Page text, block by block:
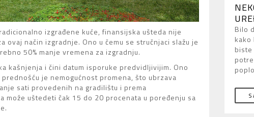
izgrađene kuće, finansijska ušteda nije
način izgradnje. Ono u čemu se stručnjaci slažu je
50% manje vremena za izgradnju.
kašnjenja i čini datum isporuke predvidljivijim. Ono
je nemogućnost promena, što ubrzava
sati provedenih na gradilištu i prema
može uštedeti čak 15 do 20 procenata u poređenju sa
Bilo